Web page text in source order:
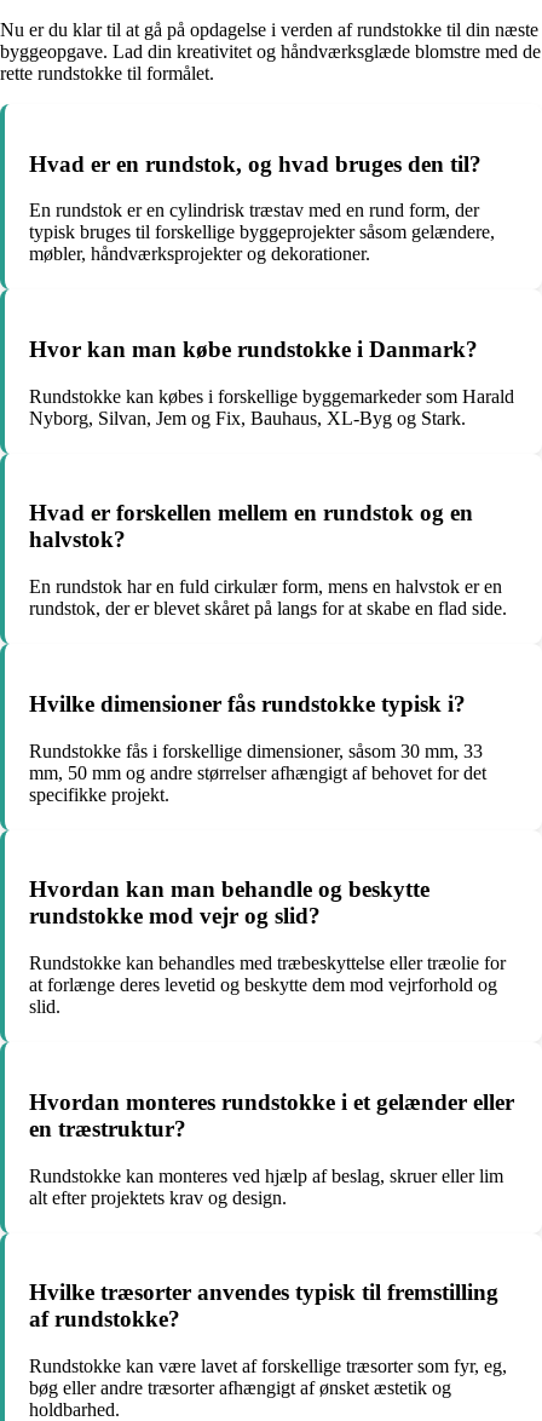
Nu er du klar til at gå på opdagelse i verden af rundstokke til din næste
byggeopgave. Lad din kreativitet og håndværksglæde blomstre med de
rette rundstokke til formålet.
Hvad er en rundstok, og hvad bruges den til?
En rundstok er en cylindrisk træstav med en rund form, der
typisk bruges til forskellige byggeprojekter såsom gelændere,
møbler, håndværksprojekter og dekorationer.
Hvor kan man købe rundstokke i Danmark?
Rundstokke kan købes i forskellige byggemarkeder som Harald
Nyborg, Silvan, Jem og Fix, Bauhaus, XL-Byg og Stark.
Hvad er forskellen mellem en rundstok og en
halvstok?
En rundstok har en fuld cirkulær form, mens en halvstok er en
rundstok, der er blevet skåret på langs for at skabe en flad side.
Hvilke dimensioner fås rundstokke typisk i?
Rundstokke fås i forskellige dimensioner, såsom 30 mm, 33
mm, 50 mm og andre størrelser afhængigt af behovet for det
specifikke projekt.
Hvordan kan man behandle og beskytte
rundstokke mod vejr og slid?
Rundstokke kan behandles med træbeskyttelse eller træolie for
at forlænge deres levetid og beskytte dem mod vejrforhold og
slid.
Hvordan monteres rundstokke i et gelænder eller
en træstruktur?
Rundstokke kan monteres ved hjælp af beslag, skruer eller lim
alt efter projektets krav og design.
Hvilke træsorter anvendes typisk til fremstilling
af rundstokke?
Rundstokke kan være lavet af forskellige træsorter som fyr, eg,
bøg eller andre træsorter afhængigt af ønsket æstetik og
holdbarhed.